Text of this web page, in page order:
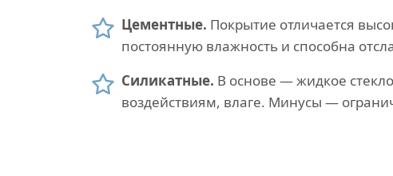
Цементные. Покрытие отличается
постоянную влажность и способна
Силикатные. В основе — жидкое
воздействиям, влаге. Минусы —